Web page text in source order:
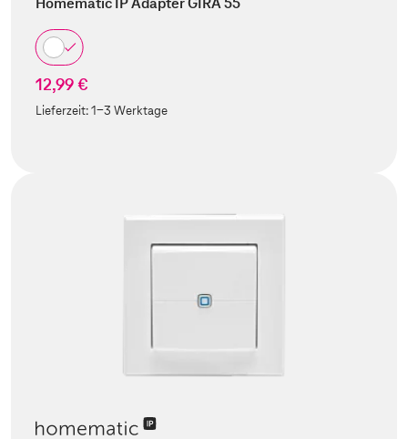
12,99 €
Lieferzeit:1-3 Werktage